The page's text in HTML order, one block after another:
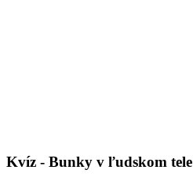
Kvíz - Bunky v ľudskom tele